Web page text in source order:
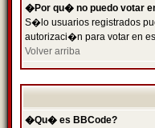
�Por qu� no puedo votar
S�lo usuarios registrados
autorizaci�n para votar en
Volver arriba
�Qu� es BBCode?